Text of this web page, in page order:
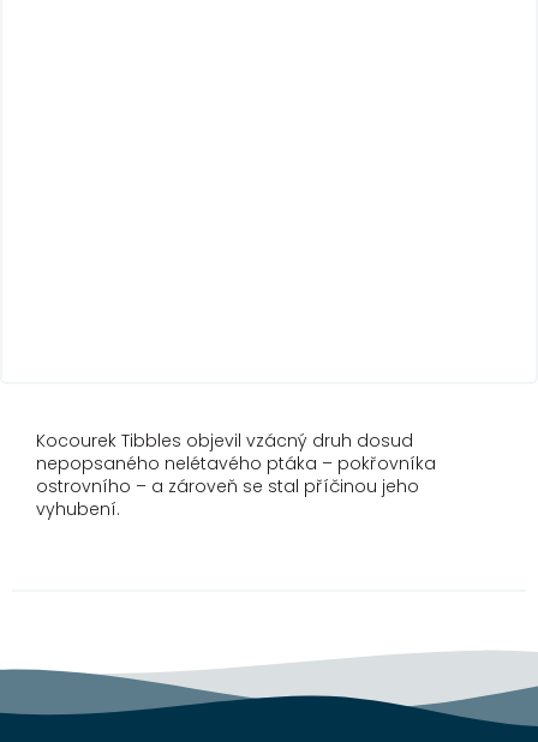
Kocourek Tibbles objevil vzácný druh dosud
nepopsaného nelétavého ptáka – pokřovníka
ostrovního – a zároveň se stal příčinou jeho
vyhubení.